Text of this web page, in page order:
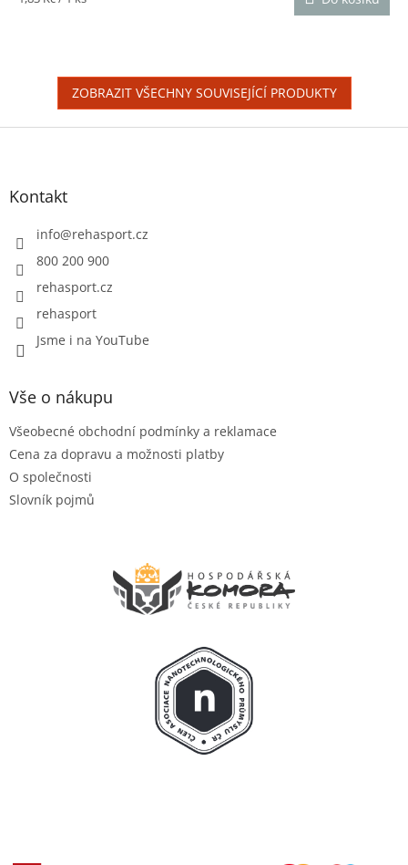
4,6
ZOBRAZIT VŠECHNY SOUVISEJÍCÍ PRODUKTY
Z
Kontakt
info@rehasport.cz
800 200 900
rehasport.cz
rehasport
Jsme i na YouTube
Vše o nákupu
Všeobecné obchodní podmínky a reklamace
Cena za dopravu a možnosti platby
O společnosti
Slovník pojmů